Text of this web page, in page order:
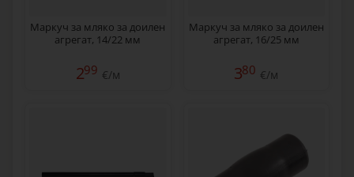
Маркуч за мляко за доилен
агрегат, 14/22 мм
299 €/м
Маркуч за мляко за доилен
агрегат, 16/25 мм
380 €/м